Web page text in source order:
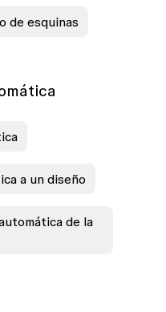
de esquinas
a un diseño
de la